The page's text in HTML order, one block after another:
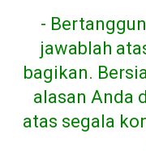
-
jawablah
bagikan.
alasan Anda
atas segala